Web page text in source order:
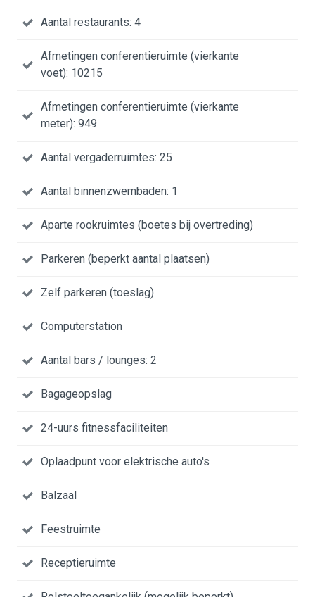
Aantal restaurants: 4
Afmetingen conferentieruimte (vierkante
voet): 10215
Afmetingen conferentieruimte (vierkante
meter): 949
Aantal vergaderruimtes: 25
Aantal binnenzwembaden: 1
Aparte rookruimtes (boetes bij overtreding)
Parkeren (beperkt aantal plaatsen)
Zelf parkeren (toeslag)
Computerstation
Aantal bars / lounges: 2
Bagageopslag
24-uurs fitnessfaciliteiten
Oplaadpunt voor elektrische auto's
Balzaal
Feestruimte
Receptieruimte